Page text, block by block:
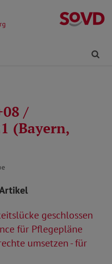
/
(Bayern,
geschlossen
für Pflegepläne
umsetzen - für